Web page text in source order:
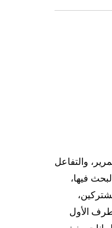
والتفاعل
فيها،
الأول